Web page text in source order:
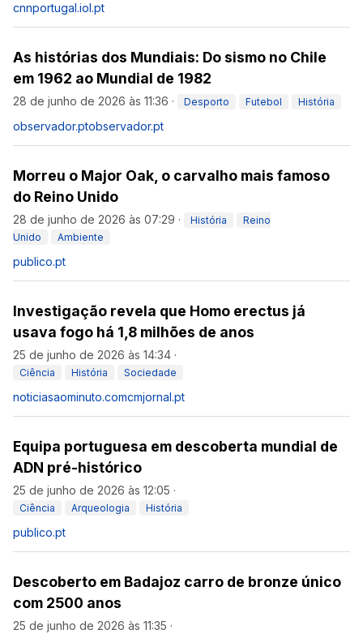
cnnportugal.iol.pt
As histórias dos Mundiais: Do sismo no Chile
em 1962 ao Mundial de 1982
28 de junho de 2026 às 11:36 · Desporto Futebol História
observador.ptobservador.pt
Morreu o Major Oak, o carvalho mais famoso
do Reino Unido
28 de junho de 2026 às 07:29 · História
Reino
Unido
Ambiente
publico.pt
Investigação revela que Homo erectus já
usava fogo há 1,8 milhões de anos
25 de junho de 2026 às 14:34 ·
Ciência História Sociedade
noticiasaominuto.comcmjornal.pt
Equipa portuguesa em descoberta mundial de
ADN pré-histórico
25 de junho de 2026 às 12:05 ·
Ciência Arqueologia História
publico.pt
Descoberto em Badajoz carro de bronze único
com 2500 anos
25 de junho de 2026 às 11:35 ·